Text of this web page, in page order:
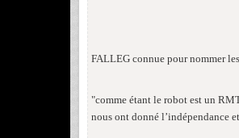
FALLEG connue pour nommer
"comme étant le robot est un
nous ont donné l’indépendance